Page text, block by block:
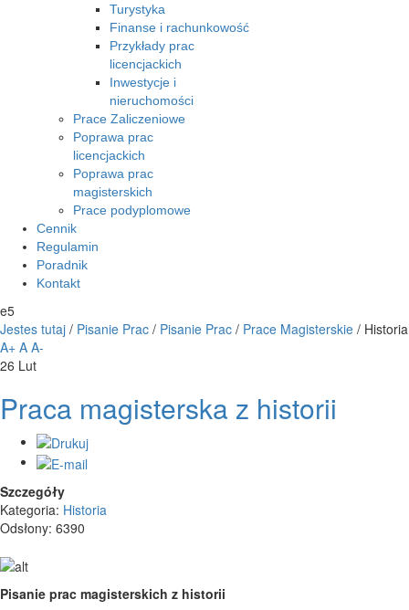
Turystyka
Finanse i rachunkowość
Przykłady prac
licencjackich
Inwestycje i
nieruchomości
Prace Zaliczeniowe
Poprawa prac
licencjackich
Poprawa prac
magisterskich
Prace podyplomowe
Cennik
Regulamin
Poradnik
Kontakt
e5
Jestes tutaj / Pisanie Prac / Pisanie Prac / Prace Magisterskie / Historia
A+ A A-
26 Lut
Praca magisterska z historii
Szczegóły
Kategoria: Historia
Odsłony: 6390
Pisanie prac magisterskich z historii